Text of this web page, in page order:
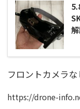
フロントカメラな
https://drone-